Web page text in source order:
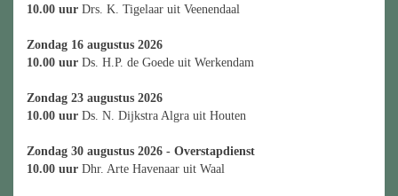
10.00 uur Drs. K. Tigelaar uit Veenendaal
Zondag 16 augustus 2026
10.00 uur Ds. H.P. de Goede uit Werkendam
Zondag 23 augustus 2026
10.00 uur Ds. N. Dijkstra Algra uit Houten
Zondag 30 augustus 2026 - Overstapdienst
10.00 uur Dhr. Arte Havenaar uit Waal